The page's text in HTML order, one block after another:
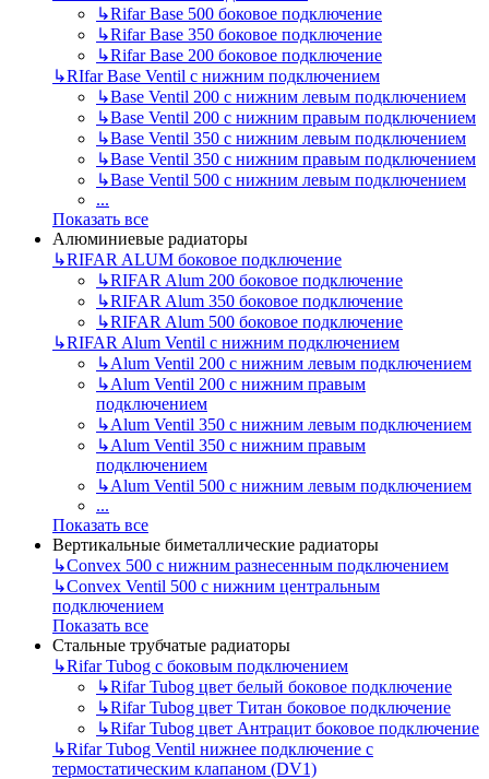
↳Rifar Base 500 боковое подключение
↳Rifar Base 350 боковое подключение
↳Rifar Base 200 боковое подключение
↳RIfar Base Ventil с нижним подключением
↳Base Ventil 200 с нижним левым подключением
↳Base Ventil 200 с нижним правым подключением
↳Base Ventil 350 с нижним левым подключением
↳Base Ventil 350 с нижним правым подключением
↳Base Ventil 500 с нижним левым подключением
...
Показать все
Алюминиевые радиаторы
↳RIFAR ALUM боковое подключение
↳RIFAR Alum 200 боковое подключение
↳RIFAR Alum 350 боковое подключение
↳RIFAR Alum 500 боковое подключение
↳RIFAR Alum Ventil с нижним подключением
↳Alum Ventil 200 с нижним левым подключением
↳Alum Ventil 200 с нижним правым
подключением
↳Alum Ventil 350 с нижним левым подключением
↳Alum Ventil 350 с нижним правым
подключением
↳Alum Ventil 500 с нижним левым подключением
...
Показать все
Вертикальные биметаллические радиаторы
↳Convex 500 с нижним разнесенным подключением
↳Convex Ventil 500 с нижним центральным
подключением
Показать все
Стальные трубчатые радиаторы
↳Rifar Tubog с боковым подключением
↳Rifar Tubog цвет белый боковое подключение
↳Rifar Tubog цвет Титан боковое подключение
↳Rifar Tubog цвет Антрацит боковое подключение
↳Rifar Tubog Ventil нижнее подключение с
термостатическим клапаном (DV1)